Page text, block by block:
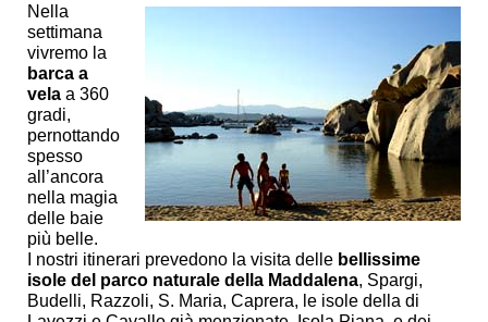
Nella
settimana
vivremo la
barca a
vela a 360
gradi,
pernottando
spesso
all’ancora
nella magia
delle baie
più belle.
I nostri itinerari prevedono la visita delle bellissime
isole del parco naturale della Maddalena, Spargi,
Budelli, Razzoli, S. Maria, Caprera, le isole della di